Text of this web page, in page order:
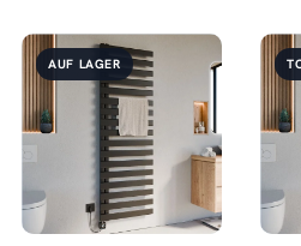
AUF LAGER